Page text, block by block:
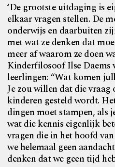
‘De grootste uitdaging is
elkaar vragen stellen. De
onderwijs en daarbuiten
met wat ze denken dat
meer af waarom ze doen
Kinderfilosoof Ilse Daems
leerlingen: “Wat komen
Je zou willen dat die vraag
kinderen gesteld wordt.
dingen moet stampen, als
wat die kennis eigenlijk
vragen die in het hoofd
we helemaal geen
denken dat we geen tijd